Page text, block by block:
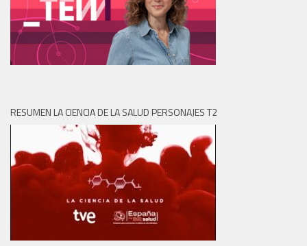
RESUMEN LA CIENCIA DE LA SALUD PERSONAJES T2